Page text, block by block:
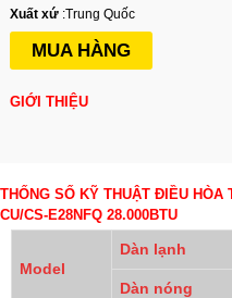
Xuất xứ :Trung Quốc
MUA HÀNG
GIỚI THIỆU
THỐNG SỐ KỸ THUẬT ĐIỀU HÒA
CU/CS-E28NFQ 28.000BTU
Model
Dàn lạnh
Dàn nóng